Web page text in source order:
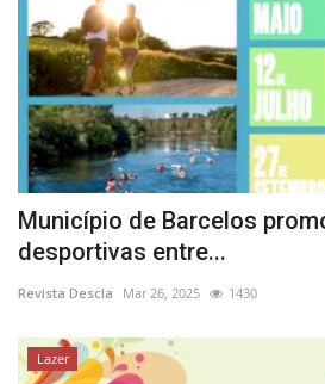
Município de Barcelos
desportivas entre...
Revista Descla Mar 26, 2025 1430
Lazer